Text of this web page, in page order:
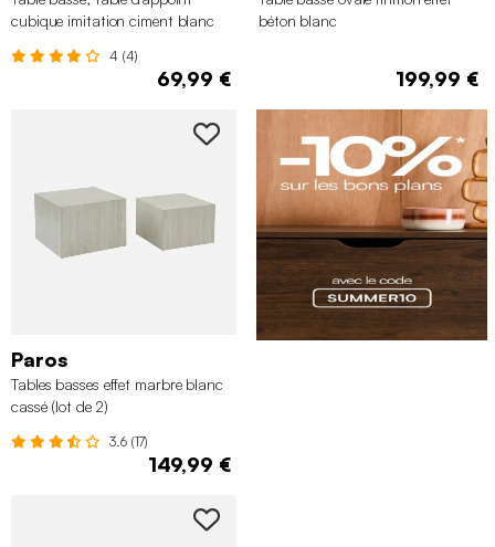
cubique imitation ciment blanc
4 (4)
69,99 €
béton blanc
199,99 €
Paros
Tables basses effet marbre blanc
cassé (lot de 2)
3.6 (17)
149,99 €